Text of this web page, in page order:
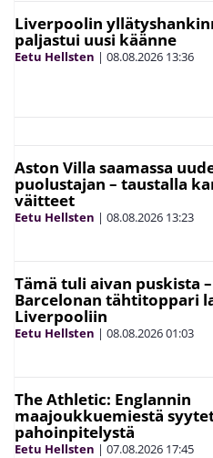
Liverpoolin
paljastui uusi käänne
Eetu Hellsten | 08.08.2026 13:36
Aston Villa saamassa
puolustajan – taustalla
väitteet
Eetu Hellsten | 08.08.2026 13:23
Tämä tuli aivan puskista –
Barcelonan tähtitoppari
Liverpooliin
Eetu Hellsten | 08.08.202601:03
The Athletic: Englannin
maajoukkuemiestä
pahoinpitelystä
Eetu Hellsten | 07.08.2026 17:45